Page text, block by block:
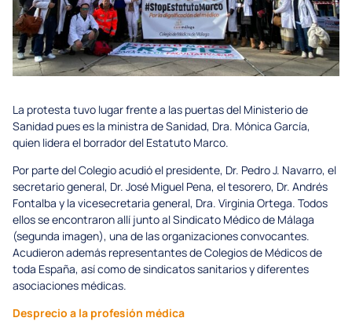
La protesta tuvo lugar frente a las puertas del Ministerio de
Sanidad pues es la ministra de Sanidad, Dra. Mónica García,
quien lidera el borrador del Estatuto Marco.
Por parte del Colegio acudió el presidente, Dr. Pedro J. Navarro, el
secretario general, Dr. José Miguel Pena, el tesorero, Dr. Andrés
Fontalba y la vicesecretaria general, Dra. Virginia Ortega. Todos
ellos se encontraron allí junto al Sindicato Médico de Málaga
(segunda imagen), una de las organizaciones convocantes.
Acudieron además representantes de Colegios de Médicos de
toda España, así como de sindicatos sanitarios y diferentes
asociaciones médicas.
Desprecio a la profesión médica